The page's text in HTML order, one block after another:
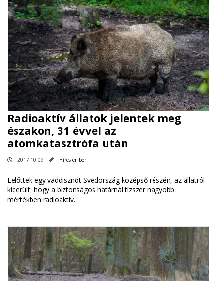
Radioaktív állatok jelentek meg
északon, 31 évvel az
atomkatasztrófa után
2017.10.09 Híres ember
Lelőttek egy vaddisznót Svédország középső részén, az állatról
kiderült, hogy a biztonságos határnál tízszer nagyobb
mértékben radioaktív.